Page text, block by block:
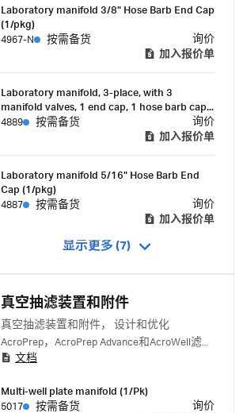
Laboratory manifold 3/8" Hose Barb End Cap
(1/pkg)
4967-N
按需备货
询价
加入报价单
Laboratory manifold, 3-place, with 3
manifold valves, 1 end cap, 1 hose barb cap
(1 set/pkg)
4889 按需备货
询价
加入报价单
Laboratory manifold 5/16" Hose Barb End
Cap (1/pkg)
4887
按需备货
询价
加入报价单
显示更多 (7)
真空抽滤装置和附件
真空抽滤装置和附件， 设计和优化
AcroPrep，AcroPrep Advance和AcroWell滤
板. 文档
Multi-well plate manifold (1/Pk)
5017
按需备货
询价